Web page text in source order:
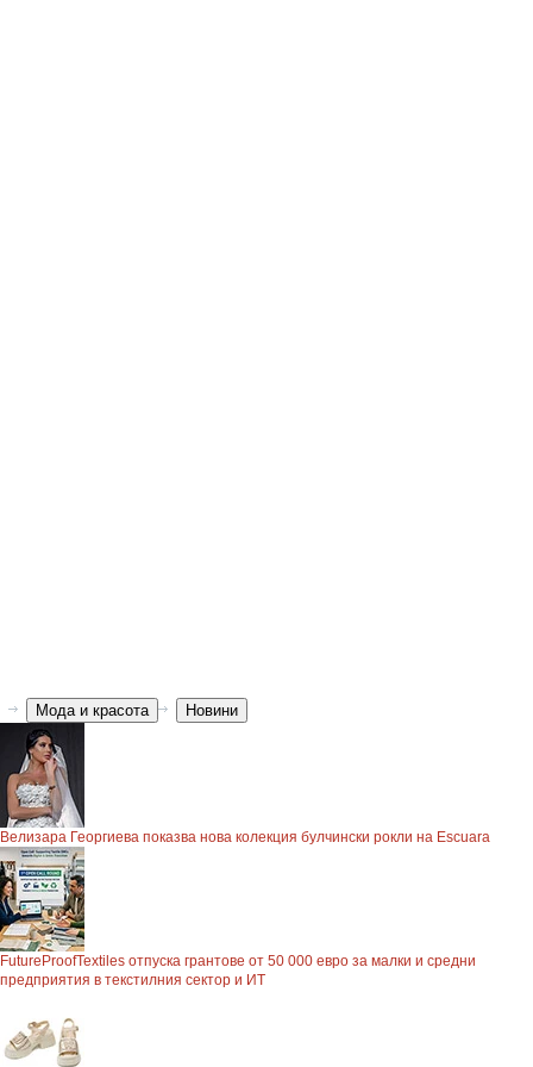
Мода и красота Новини
Велизара Георгиева показва нова колекция булчински рокли на Escuara
FutureProofTextiles отпуска грантове от 50 000 евро за малки и средни
предприятия в текстилния сектор и ИТ